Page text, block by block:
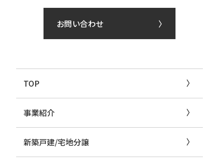
TOP
事業紹介
新築戸建/宅地分譲
お問い合わせ